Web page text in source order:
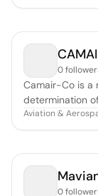
acteur
0
Camair-Co is a
determination
Cameroon, His
with a reliable
Aviation &
0